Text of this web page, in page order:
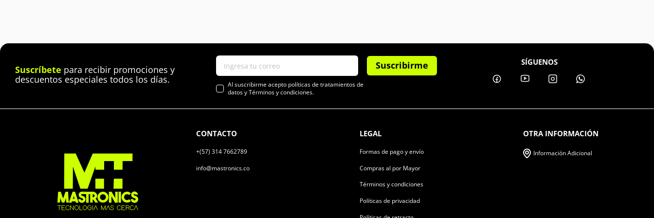
Suscríbete para recibir promociones y
descuentos especiales todos los días.
Suscribirme
Al suscribirme acepto políticas de tratamientos de
datos y Términos y condiciones.
SÍGUENOS
CONTACTO
+(57) 314 7662789
info@mastronics.co
LEGAL
Formas de pago y envío
Compras al por Mayor
Términos y condiciones
Políticas de privacidad
OTRA INFORMACIÓN
Información Adicional